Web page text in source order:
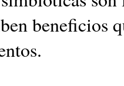
beneficios